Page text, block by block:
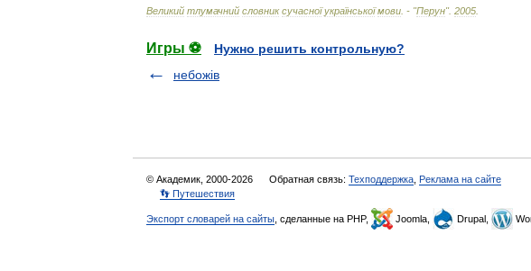
Великий тлумачний словник сучасної української мови . - "Перун". 2005
Игры ⚽
Нужно решить контрольную?
небожів
© Академик, 2000-2026 Обратная связь: Техподдержка Реклама на сайте
👣 Путешествия
Экспорт словарей на сайты , сделанные на PHP, Joomla, Drupal,